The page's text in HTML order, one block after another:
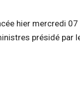
hier mercredi
présidé par